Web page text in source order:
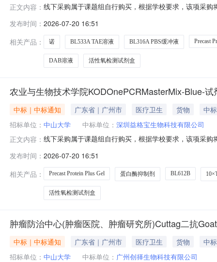
正文内容： 线下采购属于课题组自行购买，根据学校要求，该项采
价深圳益格宝生物科技有限公司蛋白酶抑制剂通用型
发布时间： 2026-07-20 16:51
相关产品：
诺 BL533A TAE溶液 BL316A PBS缓冲液 Precast
DAB溶液 活性氧检测试剂盒
农业与生物技术学院KODOnePCRMasterMix-Blue-试
中标｜中标通知 广东省｜广州市 医疗卫生 货物
中
招标单位： 中山大学 中标单位： 深圳益格宝生物科技有限公司
正文内容： 线下采购属于课题组自行购买，根据学校要求，该项采
价深圳益格宝生物科技有限公司蛋白酶抑制剂通用型
发布时间： 2026-07-20 16:51
相关产品：
Precast Protein Plus Gel 蛋白酶抑制剂 BL612B
活性氧检测试剂盒
肿瘤防治中心(肿瘤医院、肿瘤研究所)Cuttag二抗
中标｜中标通知 广东省｜广州市 医疗卫生 货物
中
招标单位： 中山大学 中标单位： 广州创择生物科技有限公司